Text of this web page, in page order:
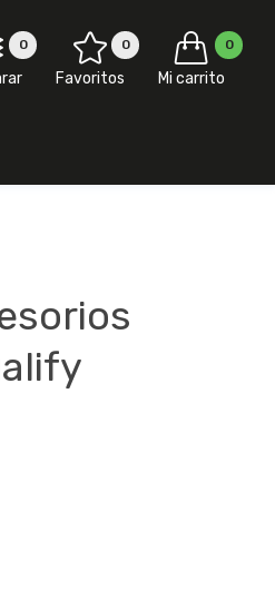
0 0
Favoritos
0
Mi carrito